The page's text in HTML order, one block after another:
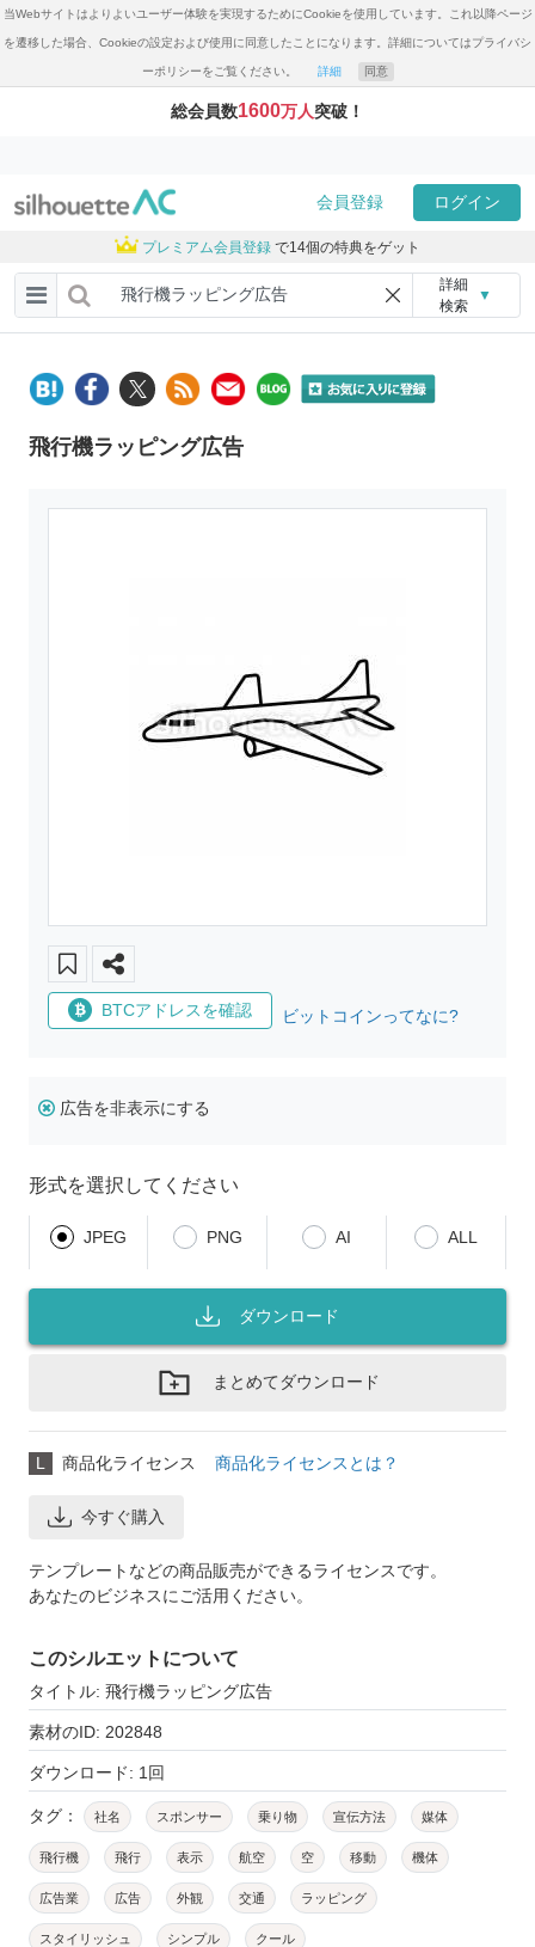
当Webサイトはよりよいユーザー体験を実現するためにCookieを使用しています。これ以降ページ
を遷移した場合、Cookieの設定および使用に同意したことになります。詳細についてはプライバシ
ーポリシーをご覧ください。 詳細 同意
総会員数1600万人突破！
会員登録 ログイン
プレミアム会員登録 で14個の特典をゲット
詳細
検索
▼
飛行機ラッピング広告
BTCアドレスを確認 ビットコインってなに?
広告を非表示にする
形式を選択してください
JPEG PNG AI ALL
ダウンロード
まとめてダウンロード
L 商品化ライセンス 商品化ライセンスとは？
今すぐ購入
テンプレートなどの商品販売ができるライセンスです。
あなたのビジネスにご活用ください。
このシルエットについて
タイトル: 飛行機ラッピング広告
素材のID: 202848
ダウンロード: 1回
タグ： 社名 スポンサー 乗り物 宣伝方法 媒体
飛行機 飛行 表示 航空 空 移動 機体
広告業 広告 外観 交通 ラッピング
スタイリッシュ シンプル クール